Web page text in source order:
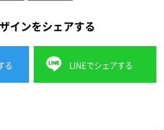
インをシェアする
る LINEでシェアする